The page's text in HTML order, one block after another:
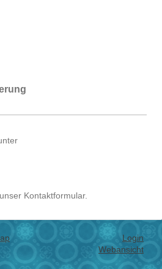
Kontaktformular.
Login
Webansicht